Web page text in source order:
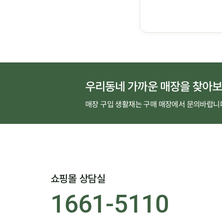
우리동네 가까운 매장을 찾아
매장 구입 생활재는 구매 매장에서 문의바랍니
쇼핑몰 상담실
1661-5110